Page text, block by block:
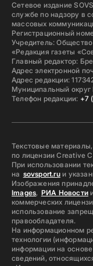
Сетевое издание
службе по надзору в
массовых
Регистрационный
Учредитель:
«Редакция газеты
Главный редактор:
Адрес электронной
Адрес редакции:
Муниципальный округ
Телефон редакции: +7
Текстовые
по лицензии Creative
При использовании
на sovsport.ruи
Изображения
Images, РИА Новости
коммерческих
использование
правообладателя.
На информационном
технологии
информации на
сведений,